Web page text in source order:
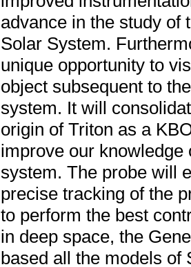
advance in the study of
Solar System.
unique opportunity to
object subsequent to
system. It will
origin of Triton as a
improve our knowledge
system. The probe will
precise tracking of the
to perform the best
in deep space, the
based all the models of